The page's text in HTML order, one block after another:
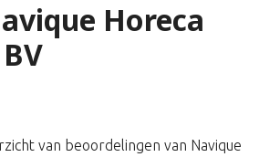
Horeca
van beoordelingen van Navique